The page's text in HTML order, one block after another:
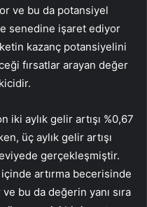
ve bu da potansiyel
senedine işaret ediyor
kazanç potansiyelini
fırsatlar arayan değer
iki aylık gelir artışı %0,67
üç aylık gelir artışı
gerçekleşmiştir.
artırma becerisinde
bu da değerin yanı sıra